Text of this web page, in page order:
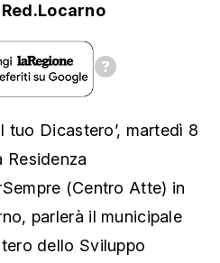
Red.Locarno
tuo Dicastero’, martedì 8
Residenza
(Centro Atte) in
parlerà il municipale
dello Sviluppo